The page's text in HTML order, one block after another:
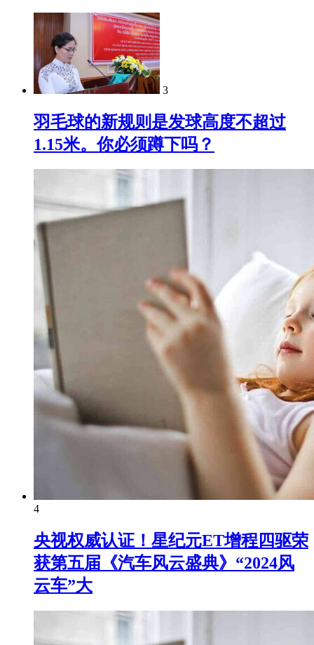
3
羽毛球的新规则是发球高度不超过
1.15米。你必须蹲下吗？
4
央视权威认证！星纪元ET增程四驱荣
获第五届《汽车风云盛典》“2024风
云车”大